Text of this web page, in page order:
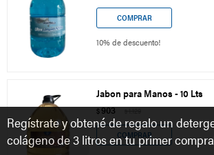
10% de descuento!
Jabon para Manos - 10 Lts
$903
Regístrate y obtené de regalo un
colágeno de 3 litros en tu primer